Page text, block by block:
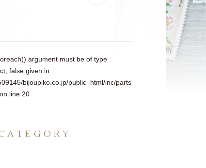
argument must be of type
false given in
bijoupiko.co.jp/public_html/inc/parts
on line 20